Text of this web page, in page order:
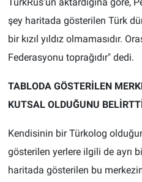
şey haritada gösterilen Türk
bir kızıl yıldız olmamasıdır.
Federasyonu toprağıdır" dedi.
TABLODA GÖSTERİLEN
KUTSAL OLDUĞUNU
Kendisinin bir Türkolog
gösterilen yerlere ilgili de ayrı
haritada gösterilen bu